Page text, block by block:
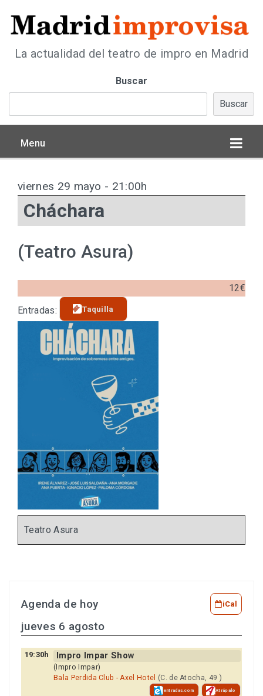
La actualidad del teatro de impro en Madrid
Buscar
Buscar
Menu
viernes 29 mayo - 21:00h
Cháchara
(Teatro Asura)
12€
Entradas:
Taquilla
Teatro Asura
Agenda de hoy iCal
jueves 6 agosto
19:30h Impro Impar Show
(Impro Impar)
Bala Perdida Club - Axel Hotel (C. de Atocha, 49 )
entradas.com Atrápalo